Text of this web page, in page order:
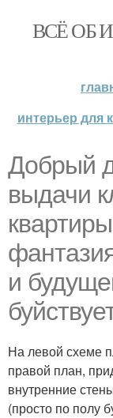
ВСЁ ОБ
интерьер для
Добрый
выдачи
и
На левой схеме
правой план,
внутренние
(просто по полу